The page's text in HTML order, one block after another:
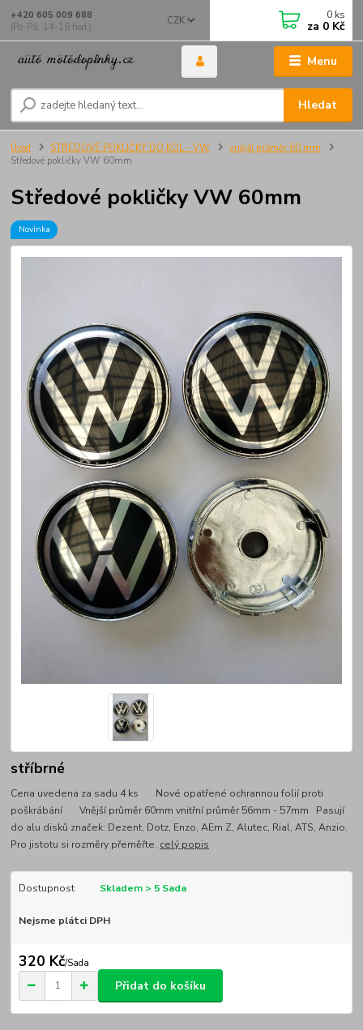
Menu
CZK
Hledat
+420 605 009 688
(Po-Pá, 14-18 hod.)
0 ks
za 0 Kč
Úvod STŘEDOVÉ POKLIČKY DO KOL - VW
vnější průměr 60 mm
Středové pokličky VW 60mm
Středové pokličky VW 60mm
Novinka
stříbrné
Cena uvedena za sadu 4 ks Nové opatřené ochrannou folií proti
poškrábání Vnější průměr 60mm vnitřní průměr 56mm - 57mm Pasují
do alu disků značek: Dezent, Dotz, Enzo, AEm Z, Alutec, Rial, ATS, Anzio.
Pro jistotu si rozměry přeměřte. celý popis
Dostupnost Skladem > 5 Sada
Nejsme plátci DPH
320 Kč/Sada
Přidat do košíku